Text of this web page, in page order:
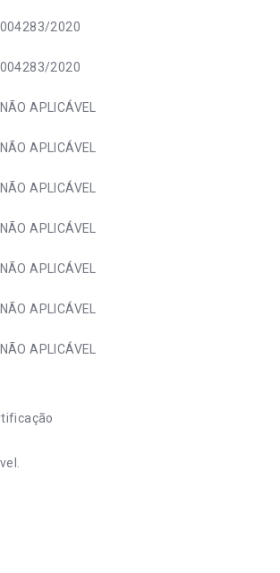
004283/2020
004283/2020
NÃO APLICÁVEL
NÃO APLICÁVEL
NÃO APLICÁVEL
NÃO APLICÁVEL
NÃO APLICÁVEL
NÃO APLICÁVEL
NÃO APLICÁVEL